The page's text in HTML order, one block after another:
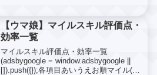
画を参考に作っているので動画で見たい
方は...
【ウマ娘】マイルスキル評価点・
効率一覧
マイルスキル評価点・効率一覧
(adsbygoogle = window.adsbygoogle ||
[]).push({});各項目あいうえお順マイル(金